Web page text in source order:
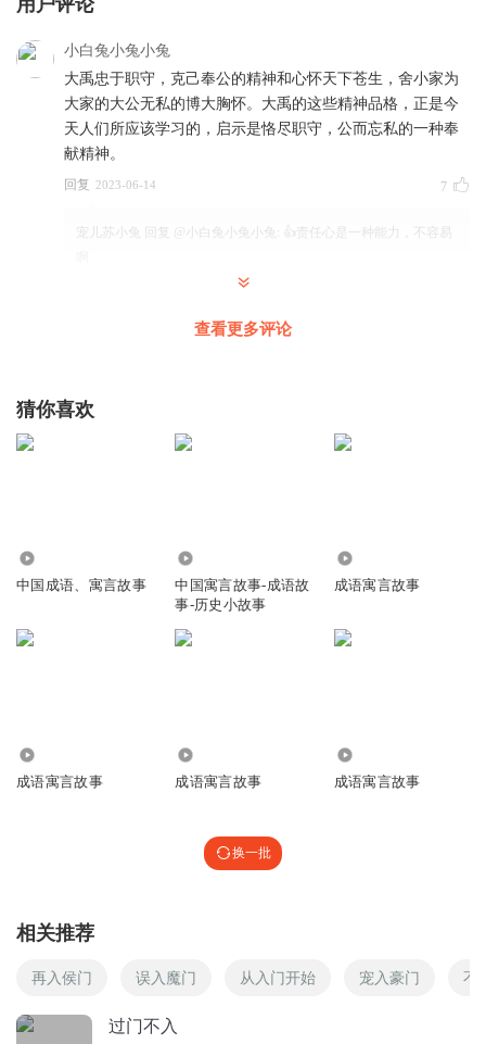
小白兔小兔小兔
大禹忠于职守，克己奉公的精神和心怀天下苍生，舍小家为
大家的大公无私的博大胸怀。大禹的这些精神品格，正是今
天人们所应该学习的，启示是恪尽职守，公而忘私的一种奉
献精神。
回复 2023-06-14 7
宠儿苏小兔 回复 @ 小白兔小兔小兔
👍责任心是一种能力，不容易
或寓言故事的启示，可以借鉴
查看更多评论
猜你喜欢
中国成语、寓言故事
中国寓言故事-成语故
事-历史小故事
成语寓言故事
成语寓言故事 成语寓言故事 成语寓言故事
换一批
相关推荐
再入侯门 误入魔门 从入门开始 宠入豪门 不
过门不入